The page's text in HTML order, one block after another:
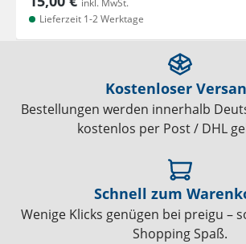
inkl. MwSt.
Lieferzeit 1-2 Werktage
Kostenloser
Bestellungen werden innerhalb
kostenlos per Post / DHL
Schnell zum
Wenige Klicks genügen bei preigu –
Shopping Spaß.